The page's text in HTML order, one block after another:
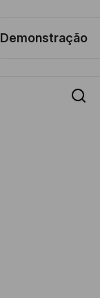
Demonstração